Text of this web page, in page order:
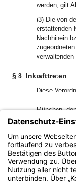
werden, gilt
(3) Die von
erstattenden
Nachhinein
verwaltenden
§ 8 Inkrafttreten
Diese
München,
Bayerisches
Kultus
Dr. Ludwig
Bayern.de